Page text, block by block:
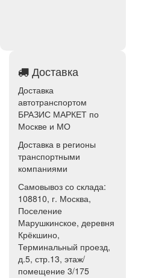
Доставка
Доставка
автотранспортом
БРАЗИС МАРКЕТ по
Москве и МО
Доставка в регионы
транспортными
компаниями
Самовывоз со склада:
108810, г. Москва,
Поселение
Марушкинское, деревня
Крёкшино,
Терминальный проезд,
д.5, стр.13, этаж/
помещение 3/175